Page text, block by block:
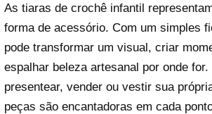
As tiaras de crochê infantil
forma de acessório. Com um simples
pode transformar um visual, criar
espalhar beleza artesanal por onde for.
presentear, vender ou vestir sua
peças são encantadoras em cada